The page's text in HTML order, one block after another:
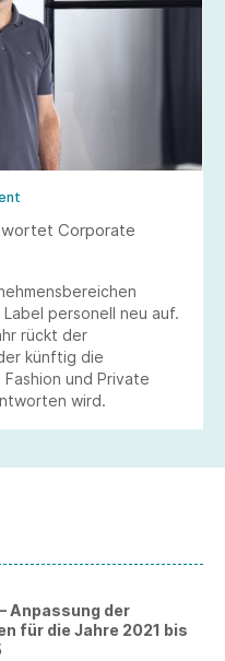
Corporate
personell neu auf.
rückt der
künftig die
und Private
wird.
Anpassung der
für die Jahre 2021 bis